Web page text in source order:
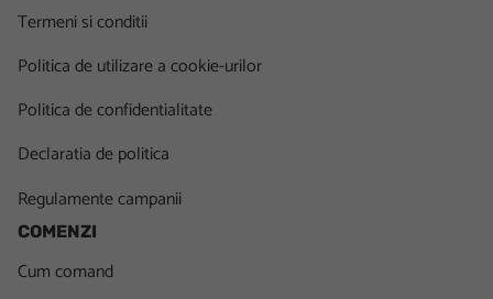
Termeni si conditii
Politica de utilizare a cookie-urilor
Politica de confidentialitate
Declaratia de politica
Regulamente campanii
COMENZI
Cum comand